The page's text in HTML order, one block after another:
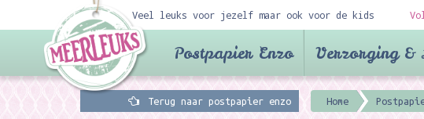
Veel leuks voor jezelf maar ook voor de kids
Postpapier Enzo Verzorging &
Terug naar postpapier enzo Home